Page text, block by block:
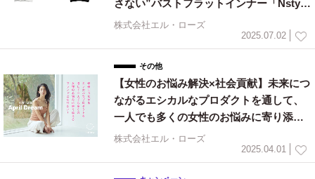
さない”バストフラットインナー「Nstyl
e」
株式会社エル・ローズ
2025.07.02
その他
【女性のお悩み解決×社会貢献】未来につ
ながるエシカルなプロダクトを通して、
一人でも多くの女性のお悩みに寄り添え
るブランドに！
株式会社エル・ローズ
2025.04.01